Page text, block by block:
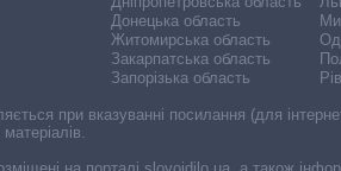
Донецька область
Житомирська область
Закарпатська область
Запорізька область
при вказуванні посилання (для